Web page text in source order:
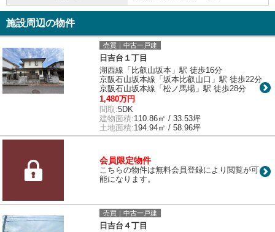
施設周辺の物件
売買｜中古一戸建
日吉台１丁目
湖西線「比叡山坂本」駅 徒歩16分
京阪石山坂本線「坂本比叡山口」駅 徒歩22分
京阪石山坂本線「松ノ馬場」駅 徒歩28分
1,480万円
間取:5DK
建物面積:110.86㎡ / 33.53坪
土地面積:194.94㎡ / 58.96坪
会員限定物件
こちらの物件は無料会員登録により閲覧が可
能になります。
売買｜中古一戸建
日吉台４丁目